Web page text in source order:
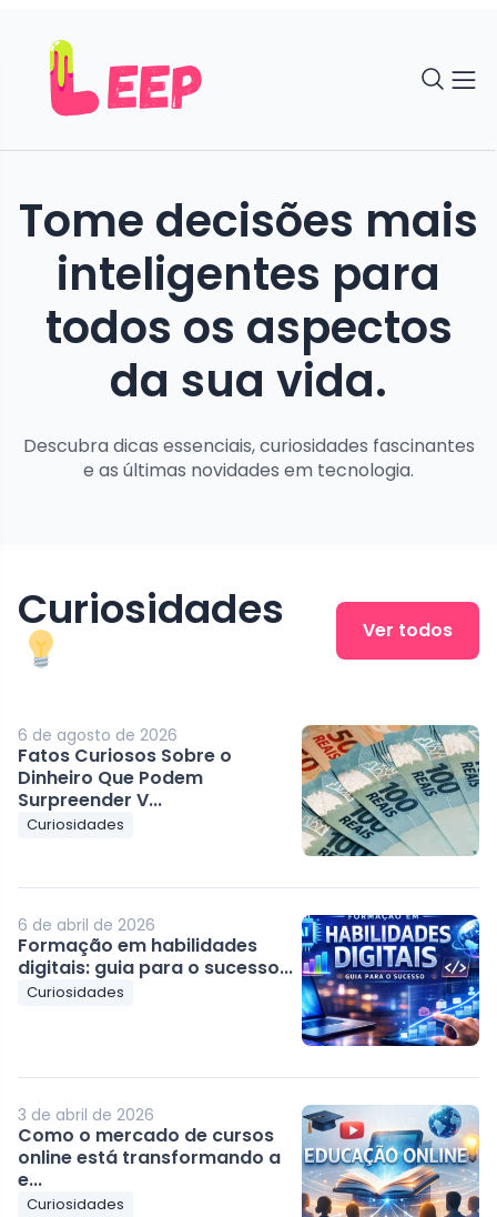
Tome decisões mais
inteligentes para
todos os aspectos
da sua vida.
Descubra dicas essenciais, curiosidades fascinantes
e as últimas novidades em tecnologia.
Curiosidades Ver todos
6 de agosto de 2026
Fatos Curiosos Sobre o
Dinheiro Que Podem
Surpreender V...
Curiosidades
6 de abril de 2026
Formação em habilidades
digitais: guia para o sucesso...
Curiosidades
3 de abril de 2026
Como o mercado de cursos
online está transformando a
e...
Curiosidades